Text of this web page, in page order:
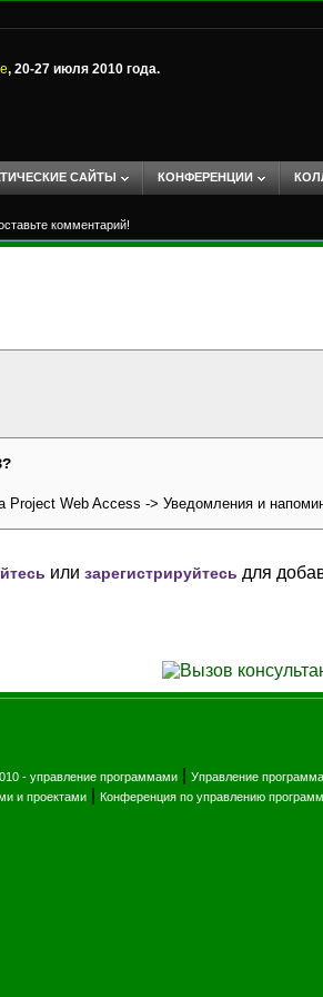
, 20-27 июля 2010 года.
САЙТЫ КОНФЕРЕНЦИИ
комментарий!
Project Web Access -> Уведомления и
или зарегистрируйтесь для
- управление программами Управление
и проектами| Конференция по управлению